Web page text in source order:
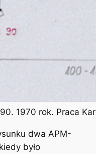
1970 rok. Praca
dwa APM-
było